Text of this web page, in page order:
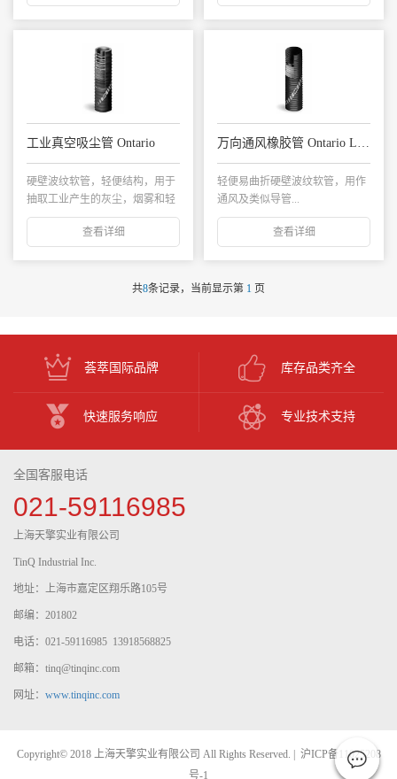
工业真空吸尘管 Ontario
硬壁波纹软管，轻便结构，用于
抽取工业产生的灰尘，烟雾和轻
质量的研磨物料...
查看详细
万向通风橡胶管 Ontario Light
轻便易曲折硬壁波纹软管，用作
通风及类似导管...
查看详细
共8条记录，当前显示第 1 页
荟萃国际品牌 库存品类齐全
快速服务响应 专业技术支持
全国客服电话
021-59116985
上海天擎实业有限公司
TinQ Industrial Inc.
地址：上海市嘉定区翔乐路105号
邮编：201802
电话：021-59116985 13918568825
邮箱：tinq@tinqinc.com
网址： www.tinqinc.com
Copyright© 2018 上海天擎实业有限公司 All Rights Reserved. | 沪ICP备11025208
号-1